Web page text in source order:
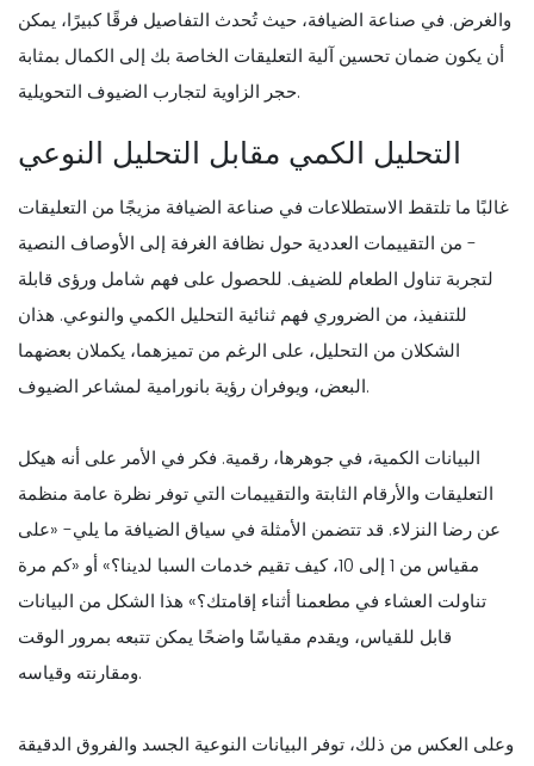
والغرض. في صناعة الضيافة، حيث تُحدث التفاصيل فرقًا كبيرًا، يمكن
أن يكون ضمان تحسين آلية التعليقات الخاصة بك إلى الكمال بمثابة
حجر الزاوية لتجارب الضيوف التحويلية.
التحليل الكمي مقابل التحليل النوعي
غالبًا ما تلتقط الاستطلاعات في صناعة الضيافة مزيجًا من التعليقات
- من التقييمات العددية حول نظافة الغرفة إلى الأوصاف النصية
لتجربة تناول الطعام للضيف. للحصول على فهم شامل ورؤى قابلة
للتنفيذ، من الضروري فهم ثنائية التحليل الكمي والنوعي. هذان
الشكلان من التحليل، على الرغم من تميزهما، يكملان بعضهما
البعض، ويوفران رؤية بانورامية لمشاعر الضيوف.
البيانات الكمية، في جوهرها، رقمية. فكر في الأمر على أنه هيكل
التعليقات والأرقام الثابتة والتقييمات التي توفر نظرة عامة منظمة
عن رضا النزلاء. قد تتضمن الأمثلة في سياق الضيافة ما يلي- «على
مقياس من 1 إلى 10، كيف تقيم خدمات السبا لدينا؟» أو «كم مرة
تناولت العشاء في مطعمنا أثناء إقامتك؟» هذا الشكل من البيانات
قابل للقياس، ويقدم مقياسًا واضحًا يمكن تتبعه بمرور الوقت
ومقارنته وقياسه.
وعلى العكس من ذلك، توفر البيانات النوعية الجسد والفروق الدقيقة